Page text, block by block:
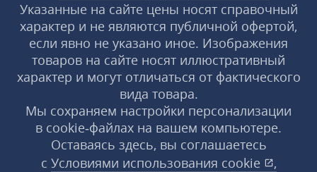
Указанные на сайте цены носят справочный
характер и не являются публичной офертой,
если явно не указано иное. Изображения
товаров на сайте носят иллюстративный
характер и могут отличаться от фактического
вида товара.
Мы сохраняем настройки персонализации
в cookie‑файлах на вашем компьютере.
Оставаясь здесь, вы соглашаетесь
с Условиями использования cookie
,